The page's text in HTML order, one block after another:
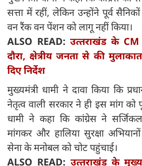
सत्ता में रहीं, लेकिन उन्होंने पूर्व सैनिकों
वन रैंक वन पेंशन को लागू नहीं किया।
ALSO READ:उत्‍तराखंड के CM
दौरा, क्षेत्रीय जनता से की
दिए निर्देश
मुख्यमंत्री धामी ने दावा किया कि
नेतृत्व वाली सरकार ने ही इस मांग को
धामी ने कहा कि कांग्रेस ने
मांगकर और हालिया सुरक्षा
सेना के मनोबल को चोट पहुंचाई।
ALSO READ: उत्‍तराखंड के